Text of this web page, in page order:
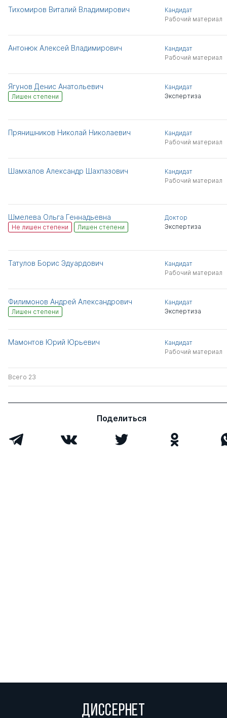
Тихомиров Виталий Владимирович
Кандидат
Рабочий материал
Антонюк Алексей Владимирович
Кандидат
Рабочий материал
Ягунов Денис Анатольевич
Лишен степени
Кандидат
Экспертиза
Прянишников Николай Николаевич
Кандидат
Рабочий материал
Шамхалов Александр Шахпазович
Кандидат
Рабочий материал
Шмелева Ольга Геннадьевна
Не лишен степени Лишен степени
Доктор
Экспертиза
Татулов Борис Эдуардович
Кандидат
Рабочий материал
Филимонов Андрей Александрович
Лишен степени
Кандидат
Экспертиза
Мамонтов Юрий Юрьевич
Кандидат
Рабочий материал
Всего 23
Поделиться
ДИССЕРНЕТ